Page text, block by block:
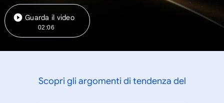
Guarda il video
02:06
Scopri gli argomenti di tendenza del